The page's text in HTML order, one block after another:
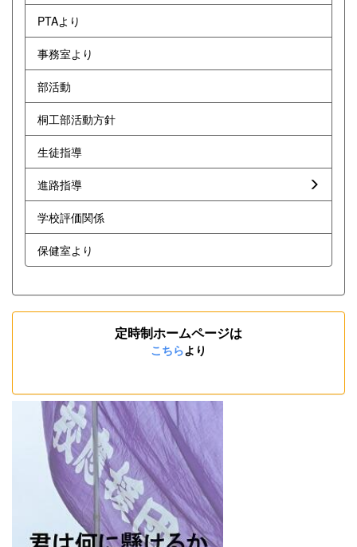
PTAより
事務室より
部活動
桐工部活動方針
生徒指導
進路指導
学校評価関係
保健室より
定時制ホームページは
こちらより